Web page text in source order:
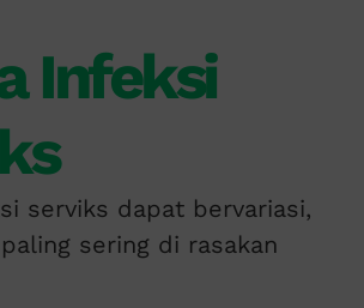
Infeksi
serviks dapat bervariasi,
sering di rasakan